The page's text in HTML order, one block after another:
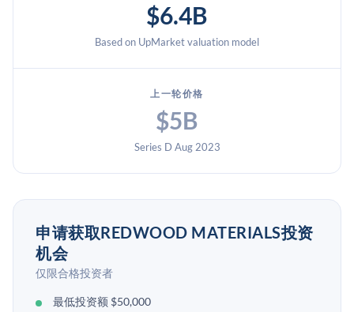
$6.4B
Based on UpMarket valuation model
上一轮价格
$5B
Series D Aug 2023
申请获取REDWOOD MATERIALS投资
机会
仅限合格投资者
最低投资额 $50,000